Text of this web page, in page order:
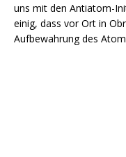
uns mit den Antiatom-
einig, dass vor Ort in
Aufbewahrung des